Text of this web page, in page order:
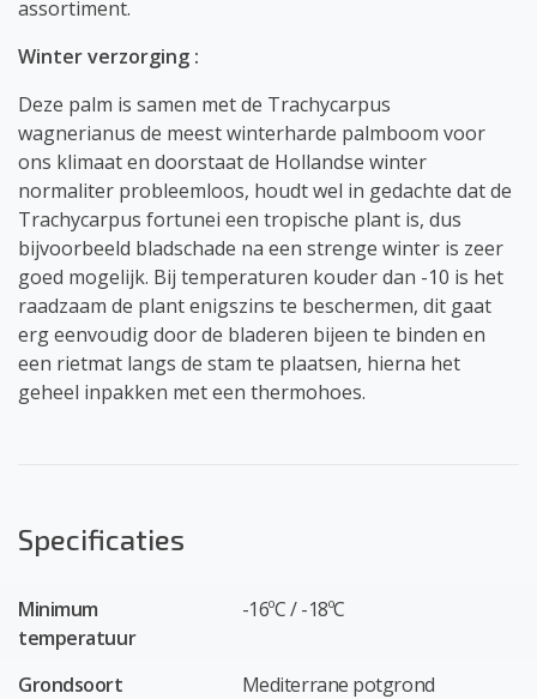
assortiment.
Winter verzorging :
Deze palm is samen met de Trachycarpus
wagnerianus de meest winterharde palmboom voor
ons klimaat en doorstaat de Hollandse winter
normaliter probleemloos, houdt wel in gedachte dat de
Trachycarpus fortunei een tropische plant is, dus
bijvoorbeeld bladschade na een strenge winter is zeer
goed mogelijk. Bij temperaturen kouder dan -10 is het
raadzaam de plant enigszins te beschermen, dit gaat
erg eenvoudig door de bladeren bijeen te binden en
een rietmat langs de stam te plaatsen, hierna het
geheel inpakken met een thermohoes.
Specificaties
Minimum
temperatuur
-16ºC / -18ºC
Grondsoort
Mediterrane potgrond